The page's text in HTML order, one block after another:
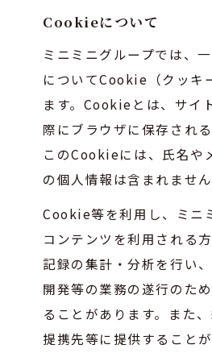
Cookieについて
ミニミニグループでは、
についてCookie（クッキ
ます。Cookieとは、サイ
際にブラウザに保存される
このCookieには、氏名や
の個人情報は含まれません
Cookie等を利用し、ミニ
コンテンツを利用される
記録の集計・分析を行い
開発等の業務の遂行のた
ることがあります。また
提携先等に提供することが